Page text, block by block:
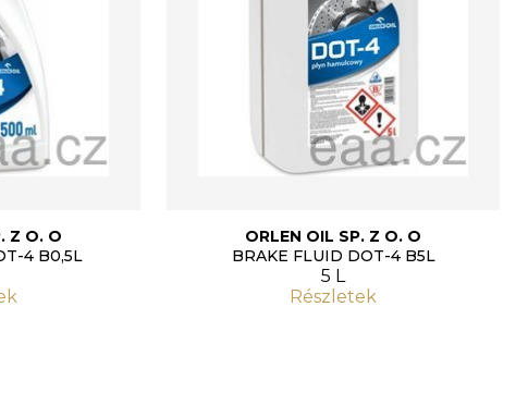
Z O. O
4 B0,5L
ORLEN OIL SP. Z O. O
BRAKE FLUID DOT-4 B5L
5 L
Részletek